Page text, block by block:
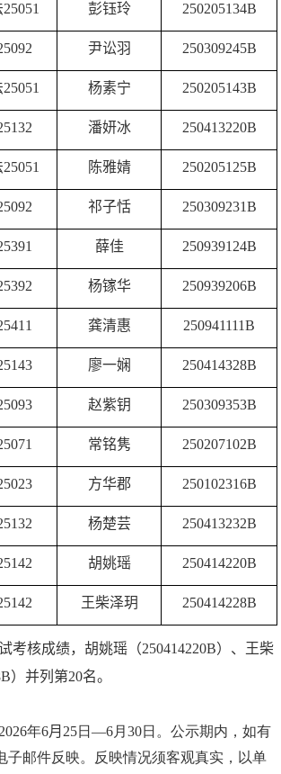
25051 彭钰玲 250205134B
尹讼羽 250309245B
25051 杨素宁 250205143B
潘妍冰 250413220B
25051 陈雅婧 250205125B
祁子恬 250309231B
薛佳 250939124B
杨镓华 250939206B
龚清惠 250941111B
廖一娴 250414328B
赵紫钥 250309353B
常铭隽 250207102B
方华郡 250102316B
杨楚芸 250413232B
胡姚瑶 250414220B
王柴泽玥 250414228B
考核成绩，胡姚瑶（250414220B）、王柴
）并列第20名。
年6月25日—6月30日。公示期内，如有
子邮件反映。反映情况须客观真实，以单